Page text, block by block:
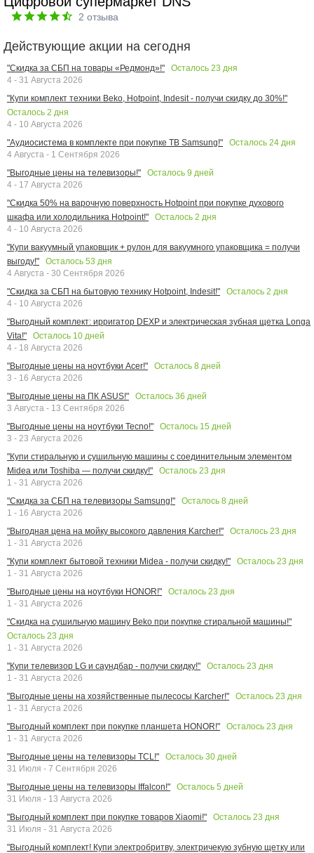
2 отзыва
Действующие акции на сегодня
"Скидка за СБП на товары «Редмонд»!" Осталось 23 дня
4 - 31 Августа 2026
"Купи комплект техники Beko, Hotpoint, Indesit - получи скидку до 30%!"
Осталось 2 дня
4 - 10 Августа 2026
"Аудиосистема в комплекте при покупке ТВ Samsung!"
Осталось 24 дня
4 Августа - 1 Сентября 2026
"Выгодные цены на телевизоры!"
Осталось 9 дней
4 - 17 Августа 2026
"Скидка 50% на варочную поверхность Hotpoint при покупке духового
шкафа или холодильника Hotpoint!"
Осталось 2 дня
4 - 10 Августа 2026
"Купи вакуумный упаковщик + рулон для вакуумного упаковщика = получи
выгоду!"
Осталось 53 дня
4 Августа - 30 Сентября 2026
"Скидка за СБП на бытовую технику Hotpoint, Indesit!"
Осталось 2 дня
4 - 10 Августа 2026
"Выгодный комплект: ирригатор DEXP и электрическая зубная щетка Longa
Vita!"
Осталось 10 дней
4 - 18 Августа 2026
"Выгодные цены на ноутбуки Acer!"
Осталось 8 дней
3 - 16 Августа 2026
"Выгодные цены на ПК ASUS!"
Осталось 36 дней
3 Августа - 13 Сентября 2026
"Выгодные цены на ноутбуки Tecno!"
Осталось 15 дней
3 - 23 Августа 2026
"Купи стиральную и сушильную машины с соединительным элементом
Midea или Toshiba — получи скидку!"
Осталось 23 дня
1 - 31 Августа 2026
"Скидка за СБП на телевизоры Samsung!"
Осталось 8 дней
1 - 16 Августа 2026
"Выгодная цена на мойку высокого давления Karcher!"
Осталось 23 дня
1 - 31 Августа 2026
"Купи комплект бытовой техники Midea - получи скидку!"
Осталось 23 дня
1 - 31 Августа 2026
"Выгодные цены на ноутбуки HONOR!"
Осталось 23 дня
1 - 31 Августа 2026
"Скидка на сушильную машину Beko при покупке стиральной машины!"
Осталось 23 дня
1 - 31 Августа 2026
"Купи телевизор LG и саундбар - получи скидку!"
Осталось 23 дня
1 - 31 Августа 2026
"Выгодные цены на хозяйственные пылесосы Karcher!"
Осталось 23 дня
1 - 31 Августа 2026
"Выгодный комплект при покупке планшета HONOR!"
Осталось 23 дня
1 - 31 Августа 2026
"Выгодные цены на телевизоры TCL!"
Осталось 30 дней
31 Июля - 7 Сентября 2026
"Выгодные цены на телевизоры Iffalcon!"
Осталось 5 дней
31 Июля - 13 Августа 2026
"Выгодный комплект при покупке товаров Xiaomi!"
Осталось 23 дня
31 Июля - 31 Августа 2026
"Выгодный комплект! Купи электробритву, электричекую зубную щетку или